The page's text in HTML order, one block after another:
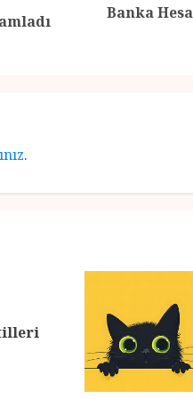
Previous
NextBanka
.